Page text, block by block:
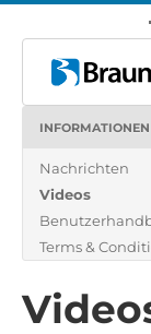
Produkte
Über uns
Finde
INFORMATIONEN
Nachrichten
Videos
Terms &